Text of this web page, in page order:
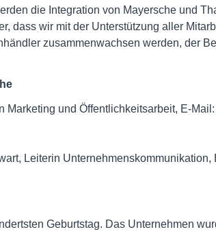
die Integration von Mayersche und
dass wir mit der Unterstützung aller
zusammenwachsen werden, der
Marketing und Öffentlichkeitsarbeit, E-Mail:
Leiterin Unternehmenskommunikation,
Geburtstag. Das Unternehmen